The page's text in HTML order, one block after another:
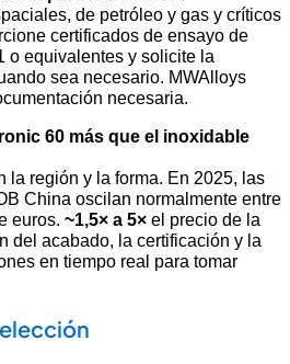
de petróleo y gas y críticos
certificados de ensayo de
o equivalentes y solicite la
sea necesario. MWAlloys
necesaria.
60 más que el inoxidable
la región y la forma. En 2025, las
China oscilan normalmente entre
euros. ~1,5× a 5× el precio de la
del acabado, la certificación y la
en tiempo real para tomar